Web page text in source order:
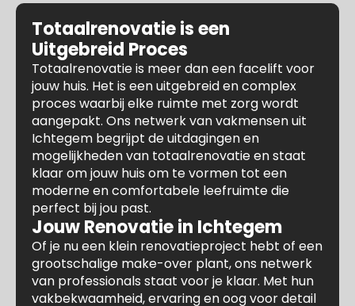
Totaalrenovatie is een
Uitgebreid Proces
Totaalrenovatie is meer dan een facelift voor
jouw huis. Het is een uitgebreid en complex
proces waarbij elke ruimte met zorg wordt
aangepakt. Ons netwerk van vakmensen uit
Ichtegem begrijpt de uitdagingen en
mogelijkheden van totaalrenovatie en staat
klaar om jouw huis om te vormen tot een
moderne en comfortabele leefruimte die
perfect bij jou past.
Jouw Renovatie in Ichtegem
Of je nu een klein renovatieproject hebt of een
grootschalige make-over plant, ons netwerk
van professionals staat voor je klaar. Met hun
vakbekwaamheid, ervaring en oog voor detail